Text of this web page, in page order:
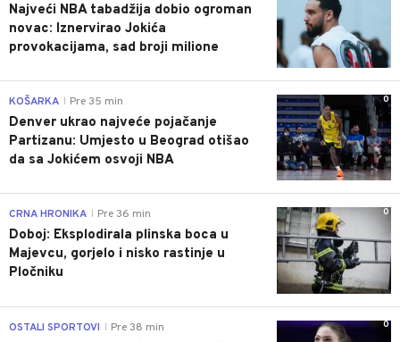
Najveći NBA tabadžija dobio ogroman
novac: Iznervirao Jokića
provokacijama, sad broji milione
0
KOŠARKA Pre 35 min
Denver ukrao najveće pojačanje
Partizanu: Umjesto u Beograd otišao
da sa Jokićem osvoji NBA
0
CRNA HRONIKA Pre 36 min
Doboj: Eksplodirala plinska boca u
Majevcu, gorjelo i nisko rastinje u
Pločniku
0
OSTALI SPORTOVI Pre 38 min